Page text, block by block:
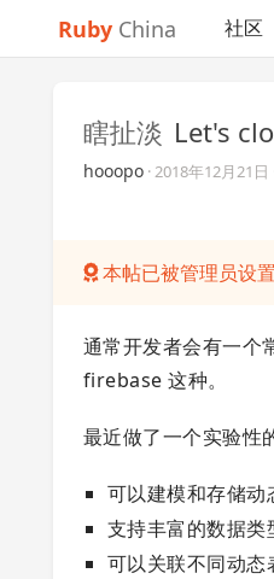
Ruby China 社区
瞎扯淡 Let's
hooopo ·2018年12月21日
本帖已被管理员设
通常开发者会有一个
firebase 这种。
最近做了一个实验性
可以建模和存储
支持丰富的数据
可以关联不同动态